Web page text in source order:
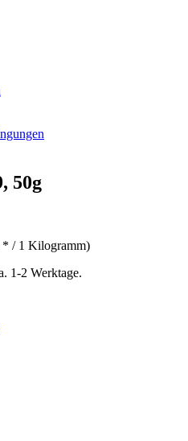
50g
* / 1 Kilogramm)
1-2 Werktage.